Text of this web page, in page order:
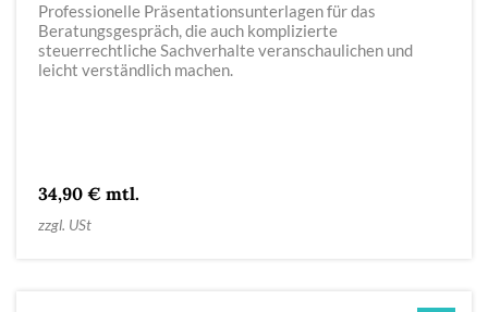
Professionelle Präsentationsunterlagen für das
Beratungsgespräch, die auch komplizierte
steuerrechtliche Sachverhalte veranschaulichen und
leicht verständlich machen.
34,90 € mtl.
zzgl. USt